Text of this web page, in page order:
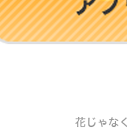
花じゃな